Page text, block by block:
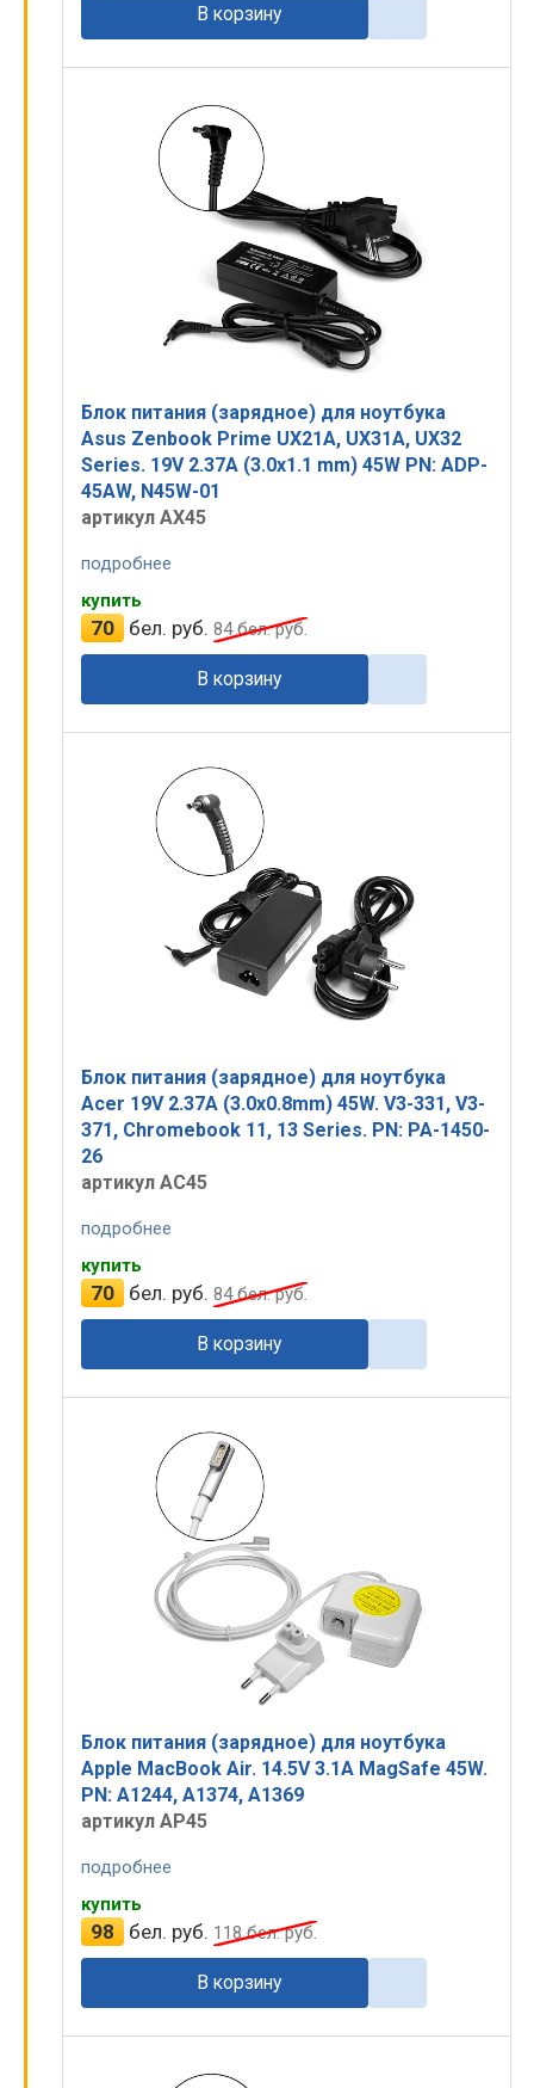
В корзину
Блок питания (зарядное) для ноутбука
Asus Zenbook Prime UX21A, UX31A, UX32
Series. 19V 2.37A (3.0x1.1 mm) 45W PN: ADP-
45AW, N45W-01
артикул AX45
подробнее
купить
70 бел. руб. 84бел. руб.
В корзину
Блок питания (зарядное) для ноутбука
Acer 19V 2.37A (3.0x0.8mm) 45W. V3-331, V3-
371, Chromebook 11, 13 Series. PN: PA-1450-
26
артикул AC45
подробнее
купить
70 бел. руб. 84бел. руб.
В корзину
Блок питания (зарядное) для ноутбука
Apple MacBook Air. 14.5V 3.1A MagSafe 45W.
PN: A1244, A1374, A1369
артикул AP45
подробнее
купить
98 бел. руб. 118бел. руб.
В корзину